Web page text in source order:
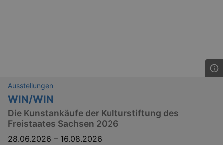
Ausstellungen
WIN/WIN
Die Kunstankäufe der Kulturstiftung des
Freistaates Sachsen 2026
28.06.2026 – 16.08.2026